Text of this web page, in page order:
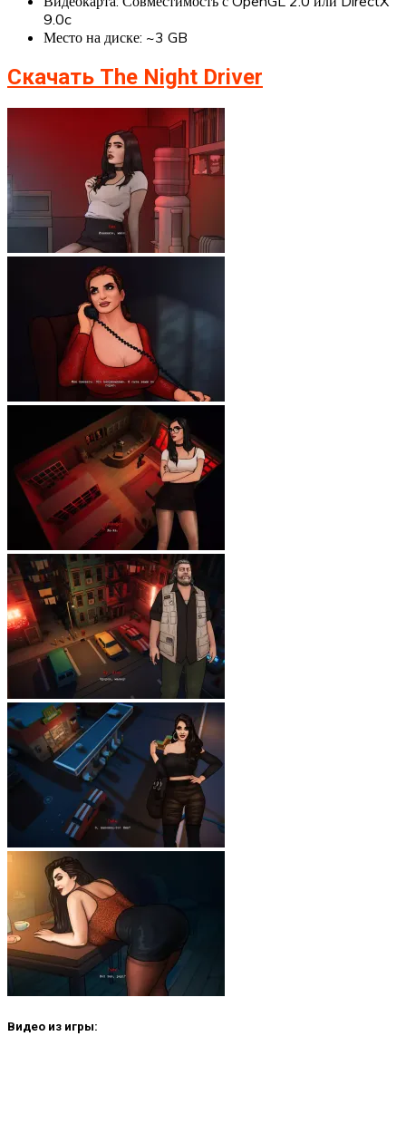
9.0c
Место на диске: ~3 GB
Скачать The Night Driver
Видео из игры: